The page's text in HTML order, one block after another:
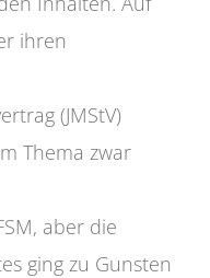
ihren
(JMStV)
Thema zwar
aber die
ging zu Gunsten